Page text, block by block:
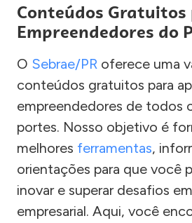
Conteúdos Gratuitos
Empreendedores do
O Sebrae/PR oferece uma
conteúdos gratuitos para
empreendedores de todos
portes. Nosso objetivo é
melhores ferramentas,
orientações para que você
inovar e superar desafios
empresarial. Aqui, você